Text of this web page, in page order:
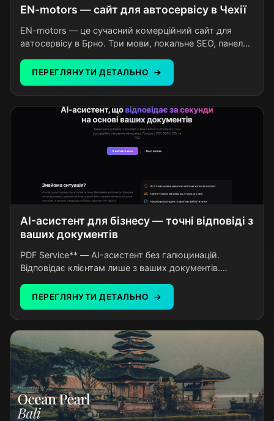
EN-motors — сайт для автосервісу в Чехії
EN-motors — це сучасний комерційний сайт для
автосервісу в Брно. Три мови, локальне SEO, панель
послуги та ціни за лічені хвилини.
ПЕРЕГЛЯНУТИ ДЕТАЛЬНО
AI-асистент для бізнесу — точні відповіді з
ваших документів
PDF Service** — AI-асистент без галюцинацій.
Відповідає клієнтам лише з ваших документів.
хвилин.
ПЕРЕГЛЯНУТИ ДЕТАЛЬНО